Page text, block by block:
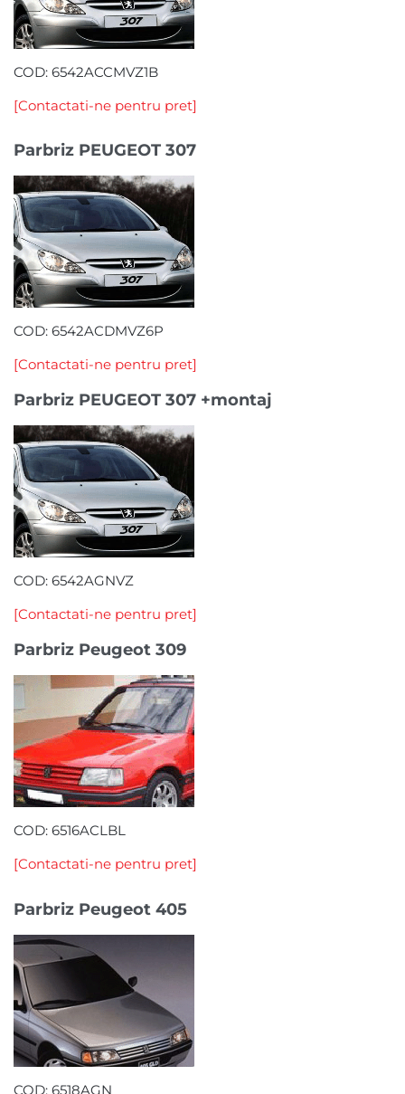
COD: 6542ACCMVZ1B
[Contactati-ne pentru pret]
Parbriz PEUGEOT 307
COD: 6542ACDMVZ6P
[Contactati-ne pentru pret]
Parbriz PEUGEOT 307 +montaj
COD: 6542AGNVZ
[Contactati-ne pentru pret]
Parbriz Peugeot 309
COD: 6516ACLBL
[Contactati-ne pentru pret]
Parbriz Peugeot 405
COD: 6518AGN